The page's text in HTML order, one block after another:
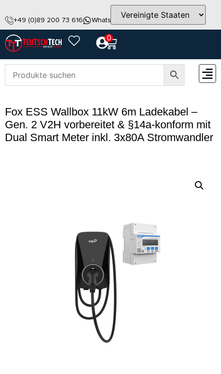
+49 (0)89 200 73 616 WhatsApp info@teutschtech.com
0
Fox ESS Wallbox 11kW 6m Ladekabel –
Gen. 2 V2H vorbereitet & §14a-konform mit
Dual Smart Meter inkl. 3x80A Stromwandler